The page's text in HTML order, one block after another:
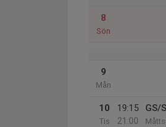
8
Sön
9
Mån
10
Tis
19:15
21:00
GS/